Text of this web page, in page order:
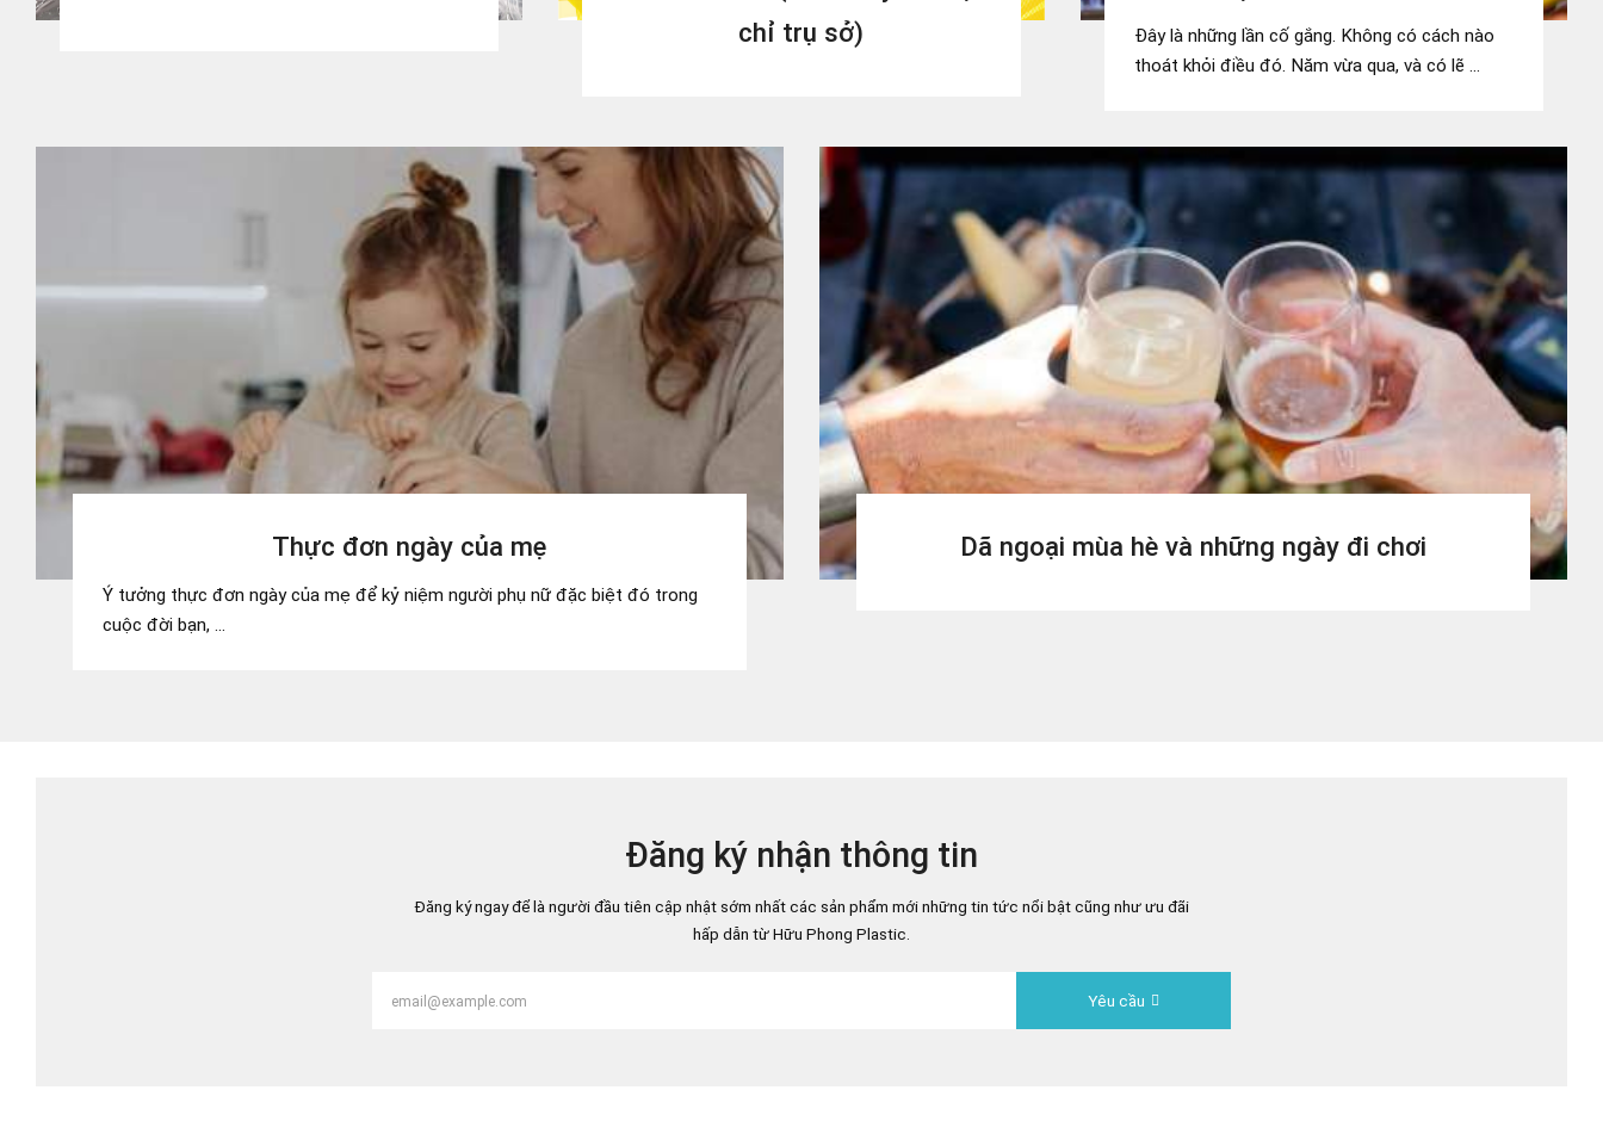
chỉ trụ sở)
Đây là những lần cố gắng. Không có cách nào
thoát khỏi điều đó. Năm vừa qua, và có lẽ ...
Thực đơn ngày của mẹ
Ý tưởng thực đơn ngày của mẹ để kỷ niệm người phụ nữ đặc biệt đó trong
cuộc đời bạn, ...
Dã ngoại mùa hè và những ngày đi chơi
Đăng ký nhận thông tin
Đăng ký ngay để là người đầu tiên cập nhật sớm nhất các sản phẩm mới những tin tức nổi bật cũng như ưu đãi
hấp dẫn từ Hữu Phong Plastic.
Yêu cầu